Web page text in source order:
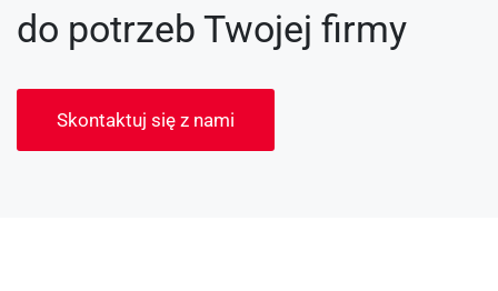
do potrzeb Twojej firmy
Skontaktuj się z nami